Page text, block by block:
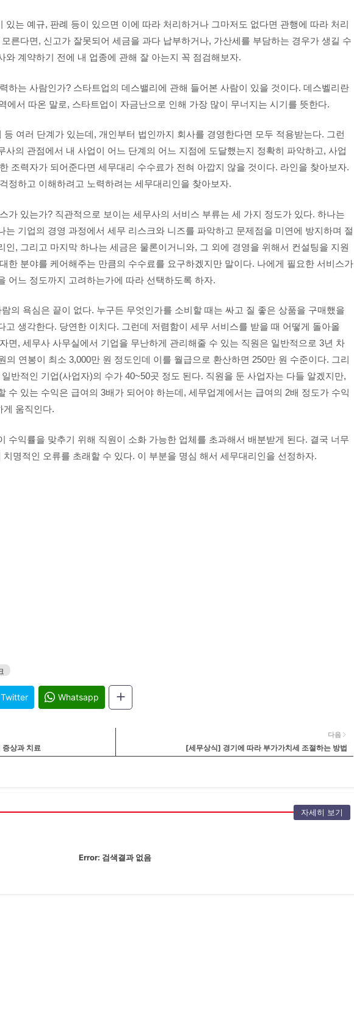
있는 예규, 판례 등이 있으면 이에 따라 처리하거나 그마저도 없다면 관행에 따라 처리
른다면, 신고가 잘못되어 세금을 과다 납부하거나, 가산세를 부담하는 경우가 생길 수
와 계약하기 전에 내 업종에 관해 잘 아는지 꼭 점검해보자.
하는 사람인가? 스타트업의 데스밸리에 관해 들어본 사람이 있을 것이다. 데스벨리란
에서 따온 말로, 스타트업이 자금난으로 인해 가장 많이 무너지는 시기를 뜻한다.
여러 단계가 있는데, 개인부터 법인까지 회사를 경영한다면 모두 적용받는다. 그런
사의 관점에서 내 사업이 어느 단계의 어느 지점에 도달했는지 정확히 파악하고, 사업
조력자가 되어준다면 세무대리 수수료가 전혀 아깝지 않을 것이다. 라인을 찾아보자.
정하고 이해하려고 노력하려는 세무대리인을 찾아보자.
가 있는가? 직관적으로 보이는 세무사의 서비스 부류는 세 가지 정도가 있다. 하나는
는 기업의 경영 과정에서 세무 리스크와 니즈를 파악하고 문제점을 미연에 방지하며 절
인, 그리고 마지막 하나는 세금은 물론이거니와, 그 외에 경영을 위해서 컨설팅을 지원
한 분야를 케어해주는 만큼의 수수료를 요구하겠지만 말이다. 나에게 필요한 서비스가
어느 정도까지 고려하는가에 따라 선택하도록 하자.
의 욕심은 끝이 없다. 누구든 무엇인가를 소비할 때는 싸고 질 좋은 상품을 구매했을
고 생각한다. 당연한 이치다. 그런데 저렴함이 세무 서비스를 받을 때 어떻게 돌아올
면, 세무사 사무실에서 기업을 무난하게 관리해줄 수 있는 직원은 일반적으로 3년 차
의 연봉이 최소 3,000만 원 정도인데 이를 월급으로 환산하면 250만 원 수준이다. 그리
반적인 기업(사업자)의 수가 40~50곳 정도 된다. 직원을 둔 사업자는 다들 알겠지만,
수 있는 수익은 급여의 3배가 되어야 하는데, 세무업계에서는 급여의 2배 정도가 수익
게 움직인다.
수익률을 맞추기 위해 직원이 소화 가능한 업체를 초과해서 배분받게 된다. 결국 너무
명적인 오류를 초래할 수 있다. 이 부분을 명심 해서 세무대리인을 선정하자.
Twitter Whatsapp
다음
[세무상식] 경기에 따라 부가가치세 조절하는 방법
증상과 치료
자세히 보기
Error: 검색결과 없음